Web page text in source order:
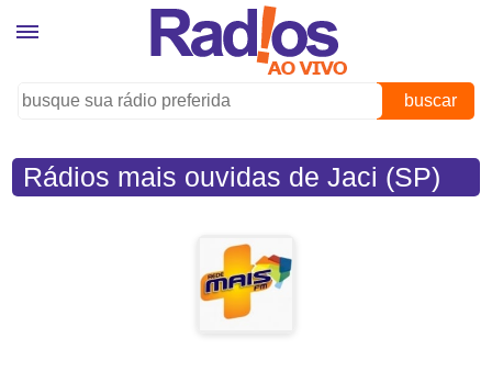
buscar
Rádios mais ouvidas de Jaci (SP)